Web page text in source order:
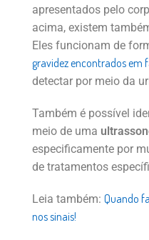
apresentados pelo
acima, existem
Eles funcionam de
gravidez encontrados em
detectar por meio da
Também é possível
meio de uma
especificamente por
de tratamentos
Leia também: Quando
nos sinais!